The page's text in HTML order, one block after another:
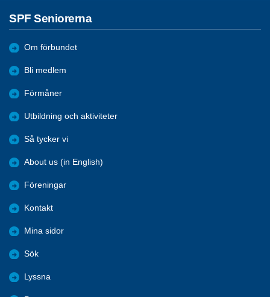
SPF Seniorerna
Om förbundet
Bli medlem
Förmåner
Utbildning och aktiviteter
Så tycker vi
About us (in English)
Föreningar
Kontakt
Mina sidor
Sök
Lyssna